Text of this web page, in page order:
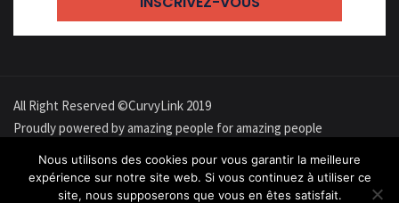
All Right Reserved ©CurvyLink 2019
Proudly powered by amazing people for amazing people
À propos
Confidentialité Cookies Contact Newsletter
Nous utilisons des cookies pour vous garantir la meilleure
expérience sur notre site web. Si vous continuez à utiliser ce
site, nous supposerons que vous en êtes satisfait.